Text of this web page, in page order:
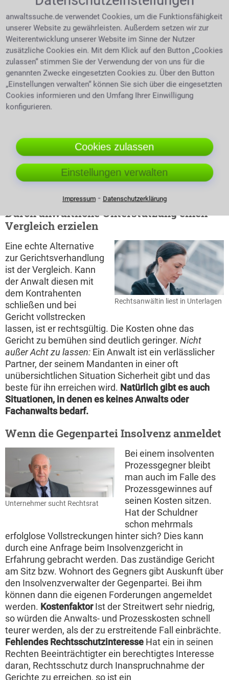
Recht auf Akteneinsicht
Rechtsanwältin mit Akten
Das Recht auf Einsicht
in staatsanwaltliche
Akten haben weder
Angeklagter noch Opfer.
Hierfür braucht man
einen Rechtsanwalt. Der
Anwalt in Philippsburg
hilft auch gern bei der Einholung von Informationen
Die Erfolgsaussichten klarer bewerten
Die Risiken einer Klage abwägen, das kann ein
Rechtsanwalt durch seine professionelle
Durch anwaltliche Unterstützung einen
Vergleich erzielen
Rechtsanwältin liest in Unterlagen
Eine echte Alternative
zur Gerichtsverhandlung
ist der Vergleich. Kann
der Anwalt diesen mit
dem Kontrahenten
schließen und bei
Gericht vollstrecken
lassen, ist er rechtsgültig. Die Kosten ohne das
Gericht zu bemühen sind deutlich geringer. Nicht
außer Acht zu lassen: Ein Anwalt ist ein verlässlicher
Partner, der seinem Mandanten in einer oft
unübersichtlichen Situation Sicherheit gibt und das
beste für ihn erreichen wird. Natürlich gibt es auch
Situationen, in denen es keines Anwalts oder
Fachanwalts bedarf.
Wenn die Gegenpartei Insolvenz anmeldet
Unternehmer sucht Rechtsrat
Bei einem insolventen
Prozessgegner bleibt
man auch im Falle des
Prozessgewinnes auf
seinen Kosten sitzen.
Hat der Schuldner
schon mehrmals
erfolglose Vollstreckungen hinter sich? Dies kann
durch eine Anfrage beim Insolvenzgericht in
Erfahrung gebracht werden. Das zuständige Gericht
am Sitz bzw. Wohnort des Gegners gibt Auskunft über
den Insolvenzverwalter der Gegenpartei. Bei ihm
können dann die eigenen Forderungen angemeldet
werden. KostenfaktorIst der Streitwert sehr niedrig,
so würden die Anwalts- und Prozesskosten schnell
teurer werden, als der zu erstreitende Fall einbrächte.
Fehlendes Rechtsschutzinteresse Hat ein in seinen
Rechten Beeinträchtigter ein berechtigtes Interesse
daran, Rechtsschutz durch Inanspruchnahme der
Gerichte zu erreichen, so ist ein
anwaltssuche.de verwendet Cookies, um die Funktionsfähigkeit
unserer Website zu gewährleisten. Außerdem setzen wir zur
Weiterentwicklung unserer Website im Sinne der Nutzer
zusätzliche Cookies ein. Mit dem Klick auf den Button „Cookies
zulassen“ stimmen Sie der Verwendung der von uns für die
genannten Zwecke eingesetzten Cookies zu. Über den Button
„Einstellungen verwalten“ können Sie sich über die eingesetzten
Cookies informieren und den Umfang Ihrer Einwilligung
konfigurieren.
Cookies zulassen
Einstellungen verwalten
Impressum⁃ Datenschutzerklärung